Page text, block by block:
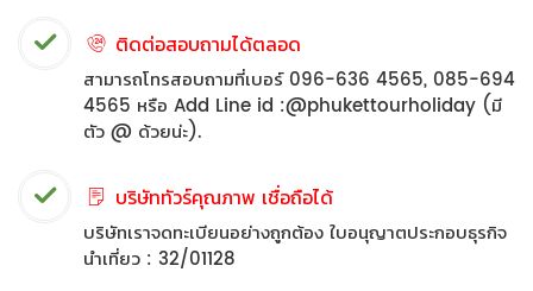
ติดต่อสอบถามได้ตลอด
สามารถโทรสอบถามที่เบอร์ 096-636 4565, 085-694
4565 หรือ Add Line id :@phukettourholiday (มี
ตัว @ ด้วยน่ะ).
บริษัททัวร์คุณภาพ เชื่อถือได้
บริษัทเราจดทะเบียนอย่างถูกต้อง ใบอนุญาตประกอบธุรกิจ
นำเที่ยว : 32/01128